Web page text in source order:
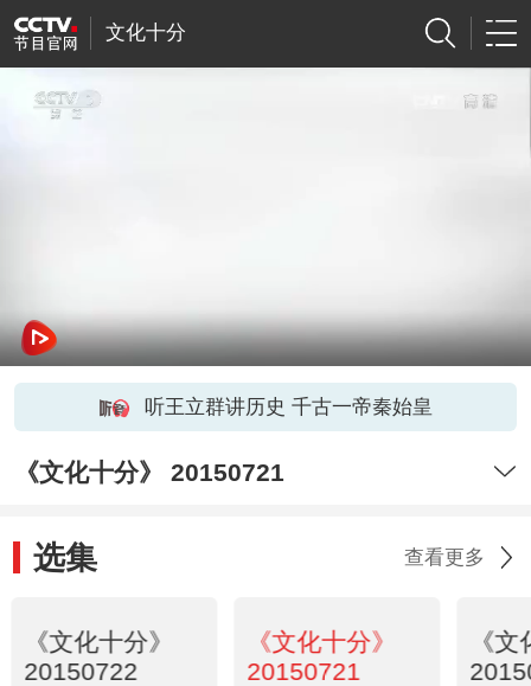
文化十分
听王立群讲历史 千古一帝秦始皇
《文化十分》 20150721
选集 查看更多
《文化十分》
20150722
《文化十分》
20150721
《